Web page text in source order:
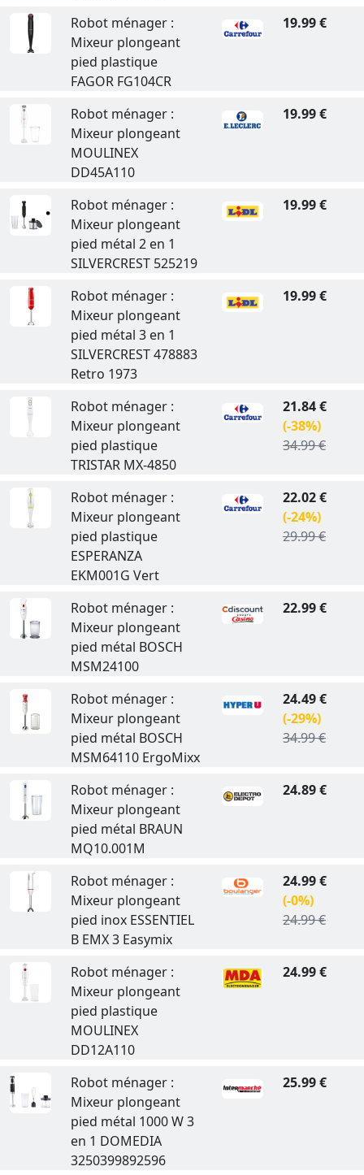
Robot ménager :
Mixeur plongeant
pied plastique
FAGOR FG104CR
19.99 €
Robot ménager :
Mixeur plongeant
MOULINEX
DD45A110
19.99 €
Robot ménager :
Mixeur plongeant
pied métal 2 en 1
SILVERCREST 525219
19.99 €
Robot ménager :
Mixeur plongeant
pied métal 3 en 1
SILVERCREST 478883
Retro 1973
19.99 €
Robot ménager :
Mixeur plongeant
pied plastique
TRISTAR MX-4850
21.84 €
(-38%)
34.99 €
Robot ménager :
Mixeur plongeant
pied plastique
ESPERANZA
EKM001G Vert
22.02 €
(-24%)
29.99 €
Robot ménager :
Mixeur plongeant
pied métal BOSCH
MSM24100
22.99 €
Robot ménager :
Mixeur plongeant
pied métal BOSCH
MSM64110 ErgoMixx
24.49 €
(-29%)
34.99 €
Robot ménager :
Mixeur plongeant
pied métal BRAUN
MQ10.001M
24.89 €
Robot ménager :
Mixeur plongeant
pied inox ESSENTIEL
B EMX 3 Easymix
24.99 €
(-0%)
24.99 €
Robot ménager :
Mixeur plongeant
pied plastique
MOULINEX
DD12A110
24.99 €
Robot ménager :
Mixeur plongeant
pied métal 1000 W 3
en 1 DOMEDIA
3250399892596
25.99 €